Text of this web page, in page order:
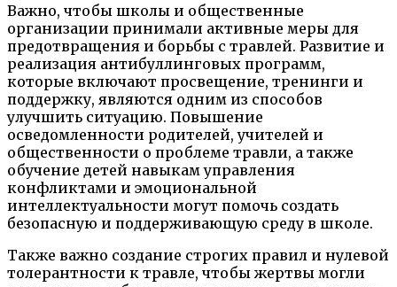
Важно, чтобы школы и общественные
организации принимали активные меры для
предотвращения и борьбы с травлей. Развитие и
реализация антибуллинговых программ,
которые включают просвещение, тренинги и
поддержку, являются одним из способов
улучшить ситуацию. Повышение
осведомленности родителей, учителей и
общественности о проблеме травли, а также
обучение детей навыкам управления
конфликтами и эмоциональной
интеллектуальности могут помочь создать
безопасную и поддерживающую среду в школе.
Также важно создание строгих правил и нулевой
толерантности к травле, чтобы жертвы могли